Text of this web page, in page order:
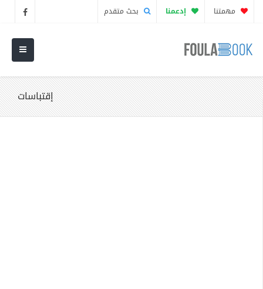
مهمتنا إدعمنا بحث متقدم
إقتباسات